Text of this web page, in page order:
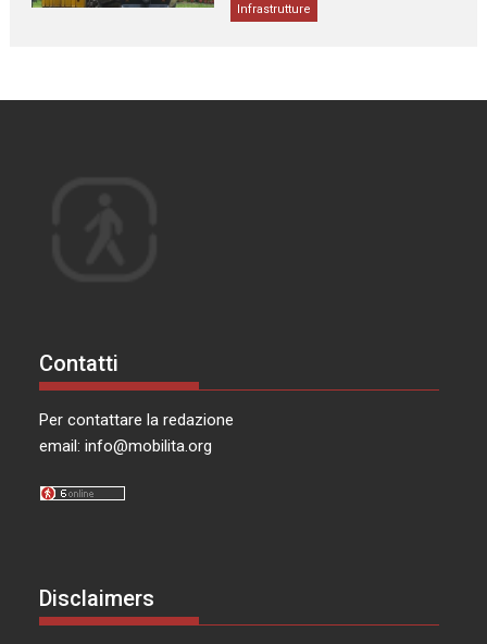
Infrastrutture
Contatti
Per contattare la redazione
email:info@mobilita.org
Disclaimers